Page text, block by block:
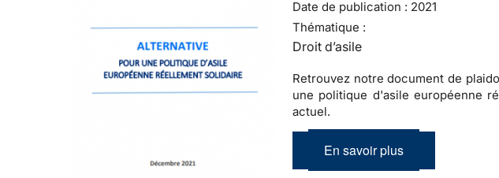
Date de publication : 2021
Thématique :
Droit d’asile
Retrouvez notre document de
une politique d'asile européenne
actuel.
En savoir plus